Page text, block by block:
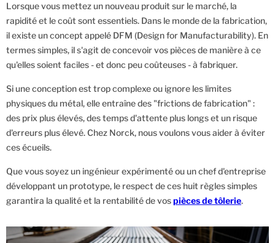
Lorsque vous mettez un nouveau produit sur le marché, la
rapidité et le coût sont essentiels. Dans le monde de la fabrication,
il existe un concept appelé DFM (Design for Manufacturability). En
termes simples, il s'agit de concevoir vos pièces de manière à ce
qu'elles soient faciles - et donc peu coûteuses - à fabriquer.
Si une conception est trop complexe ou ignore les limites
physiques du métal, elle entraîne des "frictions de fabrication" :
des prix plus élevés, des temps d'attente plus longs et un risque
d'erreurs plus élevé. Chez Norck, nous voulons vous aider à éviter
ces écueils.
Que vous soyez un ingénieur expérimenté ou un chef d'entreprise
développant un prototype, le respect de ces huit règles simples
garantira la qualité et la rentabilité de vospièces de tôlerie.